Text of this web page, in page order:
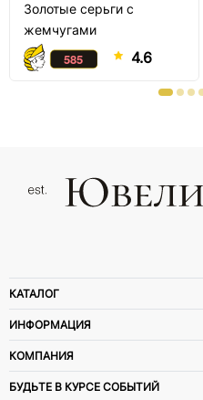
Золотые серьги с
жемчугами
4.6
КАТАЛОГ
ИНФОРМАЦИЯ
КОМПАНИЯ
БУДЬТЕ В КУРСЕ СОБЫТИЙ